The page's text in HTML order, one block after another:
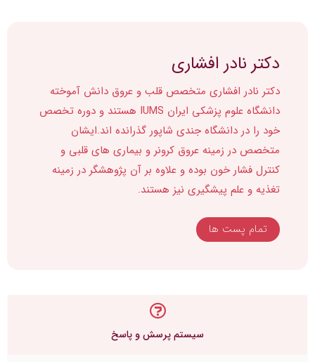
دکتر نادر افشاری
دکتر نادر افشاری متخصص قلب و عروق دانش آموخته
دانشگاه علوم پزشکی ایران IUMS هستند و دوره تخصص
خود را در دانشگاه جندی شاپور گذرانده اند.ایشان
متخصص در زمینه عروق کرونر و بیماری های قلبی و
کنترل فشار خون بوده و علاوه بر آن پژوهشگر در زمینه
تغذیه و علم پیشگیری نیز هستند.
تمام پست ها
سیستم پرسش و پاسخ